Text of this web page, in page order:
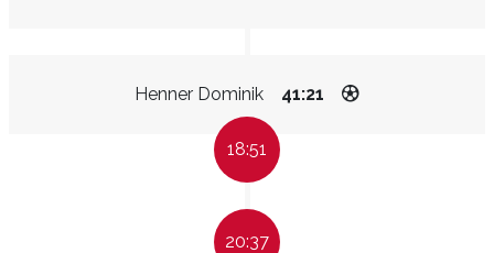
Henner Dominik 41:21
18:51
20:37